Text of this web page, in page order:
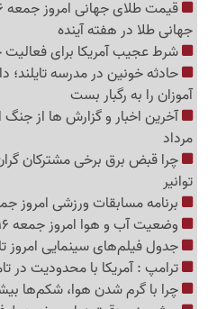
جهانی طلا در هفته آینده
شرط عجیب آمریکا برای فعالیت
حادثه خونین در مدرسه
آموزان را به رگبار بست
مرداد
چرا قبض برق برخی مشترکان
توانیر
برنامه مسابقات ورزشی امروز جمعه 16 مرداد 1405
وضعیت آب و هوا امروز جمعه 16 مرداد 1405 + وضعیت استان‌ها
جدول فیلم‌های سینمایی امروز
ترامپ : آمریکا با محدودیت در
چرا با گرم شدن هوا، شکم‌ها